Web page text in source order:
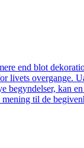
end blot
livets overgange.
begyndelser, kan
til de